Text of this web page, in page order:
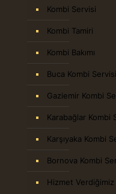
Kombi Servisi
Kombi Tamiri
Kombi Bakımı
Buca Kombi Servisi
Gaziemir Kombi
Karabağlar Kombi
Karşıyaka Kombi
Bornova Kombi
Hizmet Verdiğimiz